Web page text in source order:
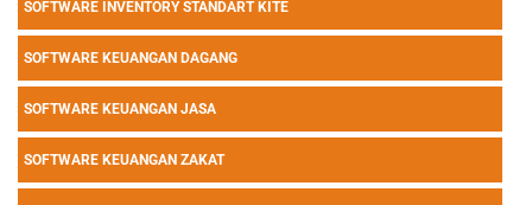
SOFTWARE INVENTORY STANDART KITE
SOFTWARE KEUANGAN DAGANG
SOFTWARE KEUANGAN JASA
SOFTWARE KEUANGAN ZAKAT